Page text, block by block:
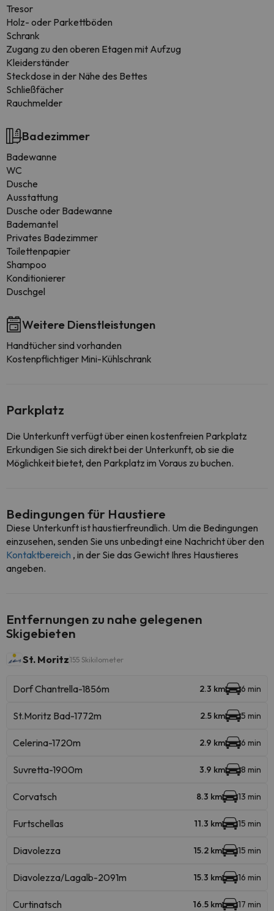
Tresor
Holz- oder Parkettböden
Schrank
Zugang zu den oberen Etagen mit Aufzug
Kleiderständer
Steckdose in der Nähe des Bettes
Schließfächer
Rauchmelder
Badezimmer
Badewanne
WC
Dusche
Ausstattung
Dusche oder Badewanne
Bademantel
Privates Badezimmer
Toilettenpapier
Shampoo
Konditionierer
Duschgel
Weitere Dienstleistungen
Handtücher sind vorhanden
Kostenpflichtiger Mini-Kühlschrank
Parkplatz
Die Unterkunft verfügt über einen kostenfreien Parkplatz
Erkundigen Sie sich direkt bei der Unterkunft, ob sie die
Möglichkeit bietet, den Parkplatz im Voraus zu buchen.
Bedingungen für Haustiere
Diese Unterkunft ist haustierfreundlich. Um die Bedingungen
einzusehen, senden Sie uns unbedingt eine Nachricht über den
Kontaktbereich , in der Sie das Gewicht Ihres Haustieres
angeben.
Entfernungen zu nahe gelegenen
Skigebieten
St. Moritz155 Skikilometer
Dorf Chantrella-1856m 2.3 km 6 min
St.Moritz Bad-1772m 2.5 km 5 min
Celerina-1720m 2.9 km 6 min
Suvretta-1900m 3.9 km 8 min
Corvatsch 8.3 km 13 min
Furtschellas 11.3 km 15 min
Diavolezza 15.2 km 15 min
Diavolezza/Lagalb-2091m 15.3 km 16 min
Curtinatsch 16.5 km 17 min